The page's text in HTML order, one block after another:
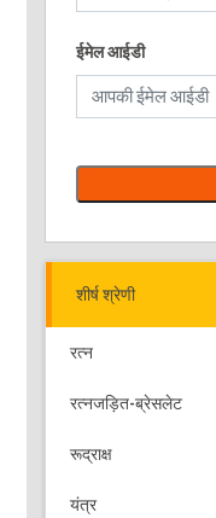
ईमेल आईडी
शीर्ष श्रेणी
रत्न
रत्नजड़ित-ब्रेसलेट
रूद्राक्ष
यंत्र